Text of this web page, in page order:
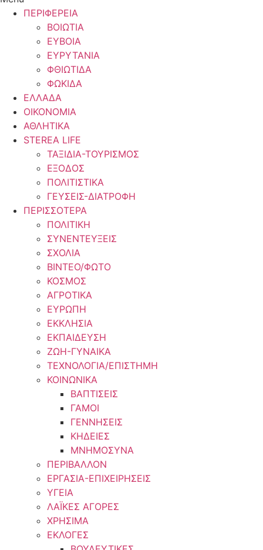
ΠΕΡΙΦΕΡΕΙΑ
ΒΟΙΩΤΙΑ
ΕΥΒΟΙΑ
ΕΥΡΥΤΑΝΙΑ
ΦΘΙΩΤΙΔΑ
ΦΩΚΙΔΑ
ΕΛΛΑΔΑ
ΟΙΚΟΝΟΜΙΑ
ΑΘΛΗΤΙΚΑ
STEREA LIFE
ΤΑΞΙΔΙΑ-ΤΟΥΡΙΣΜΟΣ
ΕΞΟΔΟΣ
ΠΟΛΙΤΙΣΤΙΚΑ
ΓΕΥΣΕΙΣ-ΔΙΑΤΡΟΦΗ
ΠΕΡΙΣΣΟΤΕΡΑ
ΠΟΛΙΤΙΚΗ
ΣΥΝΕΝΤΕΥΞΕΙΣ
ΣΧΟΛΙΑ
ΒΙΝΤΕΟ/ΦΩΤΟ
ΚΟΣΜΟΣ
ΑΓΡΟΤΙΚΑ
ΕΥΡΩΠΗ
ΕΚΚΛΗΣΙΑ
ΕΚΠΑΙΔΕΥΣΗ
ΖΩΗ-ΓΥΝΑΙΚΑ
ΤΕΧΝΟΛΟΓΙΑ/ΕΠΙΣΤΗΜΗ
ΚΟΙΝΩΝΙΚΑ
ΒΑΠΤΙΣΕΙΣ
ΓΑΜΟΙ
ΓΕΝΝΗΣΕΙΣ
ΚΗΔΕΙΕΣ
ΜΝΗΜΟΣΥΝΑ
ΠΕΡΙΒΑΛΛΟΝ
ΕΡΓΑΣΙΑ-ΕΠΙΧΕΙΡΗΣΕΙΣ
ΥΓΕΙΑ
ΛΑΪΚΕΣ ΑΓΟΡΕΣ
ΧΡΗΣΙΜΑ
ΕΚΛΟΓΕΣ